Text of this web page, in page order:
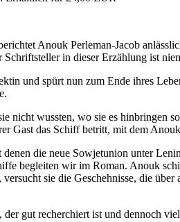
Anouk Perleman-Jacob
in dieser Erzählung ist
und spürt nun zum Ende ihres
nicht wussten, wo sie es hinbringen
Gast das Schiff betritt, mit dem
die neue Sowjetunion unter
begleiten wir im Roman. Anouk
sie die Geschehnisse, die
gut recherchiert ist und dennoch